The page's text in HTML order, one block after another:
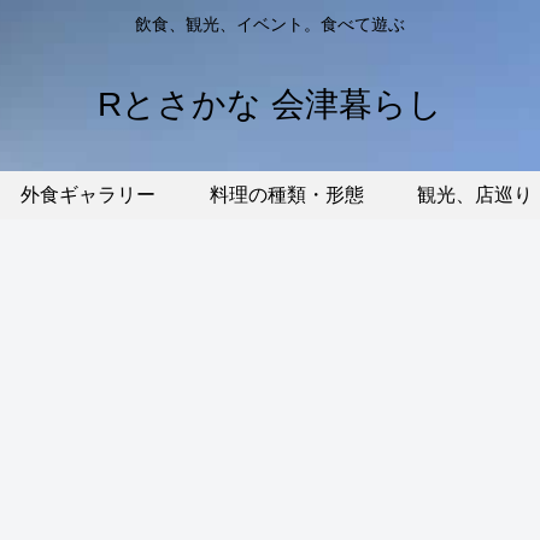
飲食、観光、イベント。食べて遊ぶ
Rとさかな 会津暮らし
外食ギャラリー 料理の種類・形態 観光、店巡り